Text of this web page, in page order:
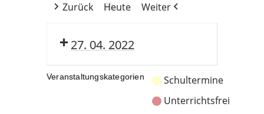
Zurück
Heute Weiter
27. 04. 2022
Veranstaltungskategorien
Schultermine
Unterrichtsfrei